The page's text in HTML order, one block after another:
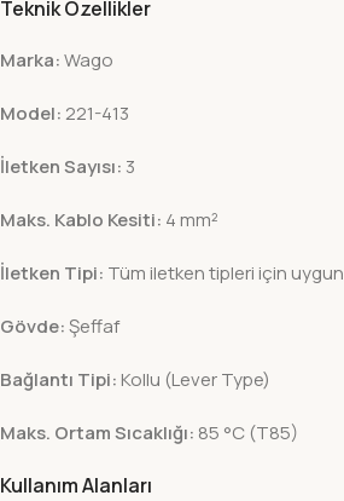
Teknik Özellikler
Marka:Wago
Model: 221-413
İletken Sayısı: 3
Maks. Kablo Kesiti: 4 mm²
İletken Tipi: Tüm iletken tipleri için uygun
Gövde:Şeffaf
Bağlantı Tipi: Kollu (Lever Type)
Maks. Ortam Sıcaklığı: 85 °C (T85)
Kullanım Alanları